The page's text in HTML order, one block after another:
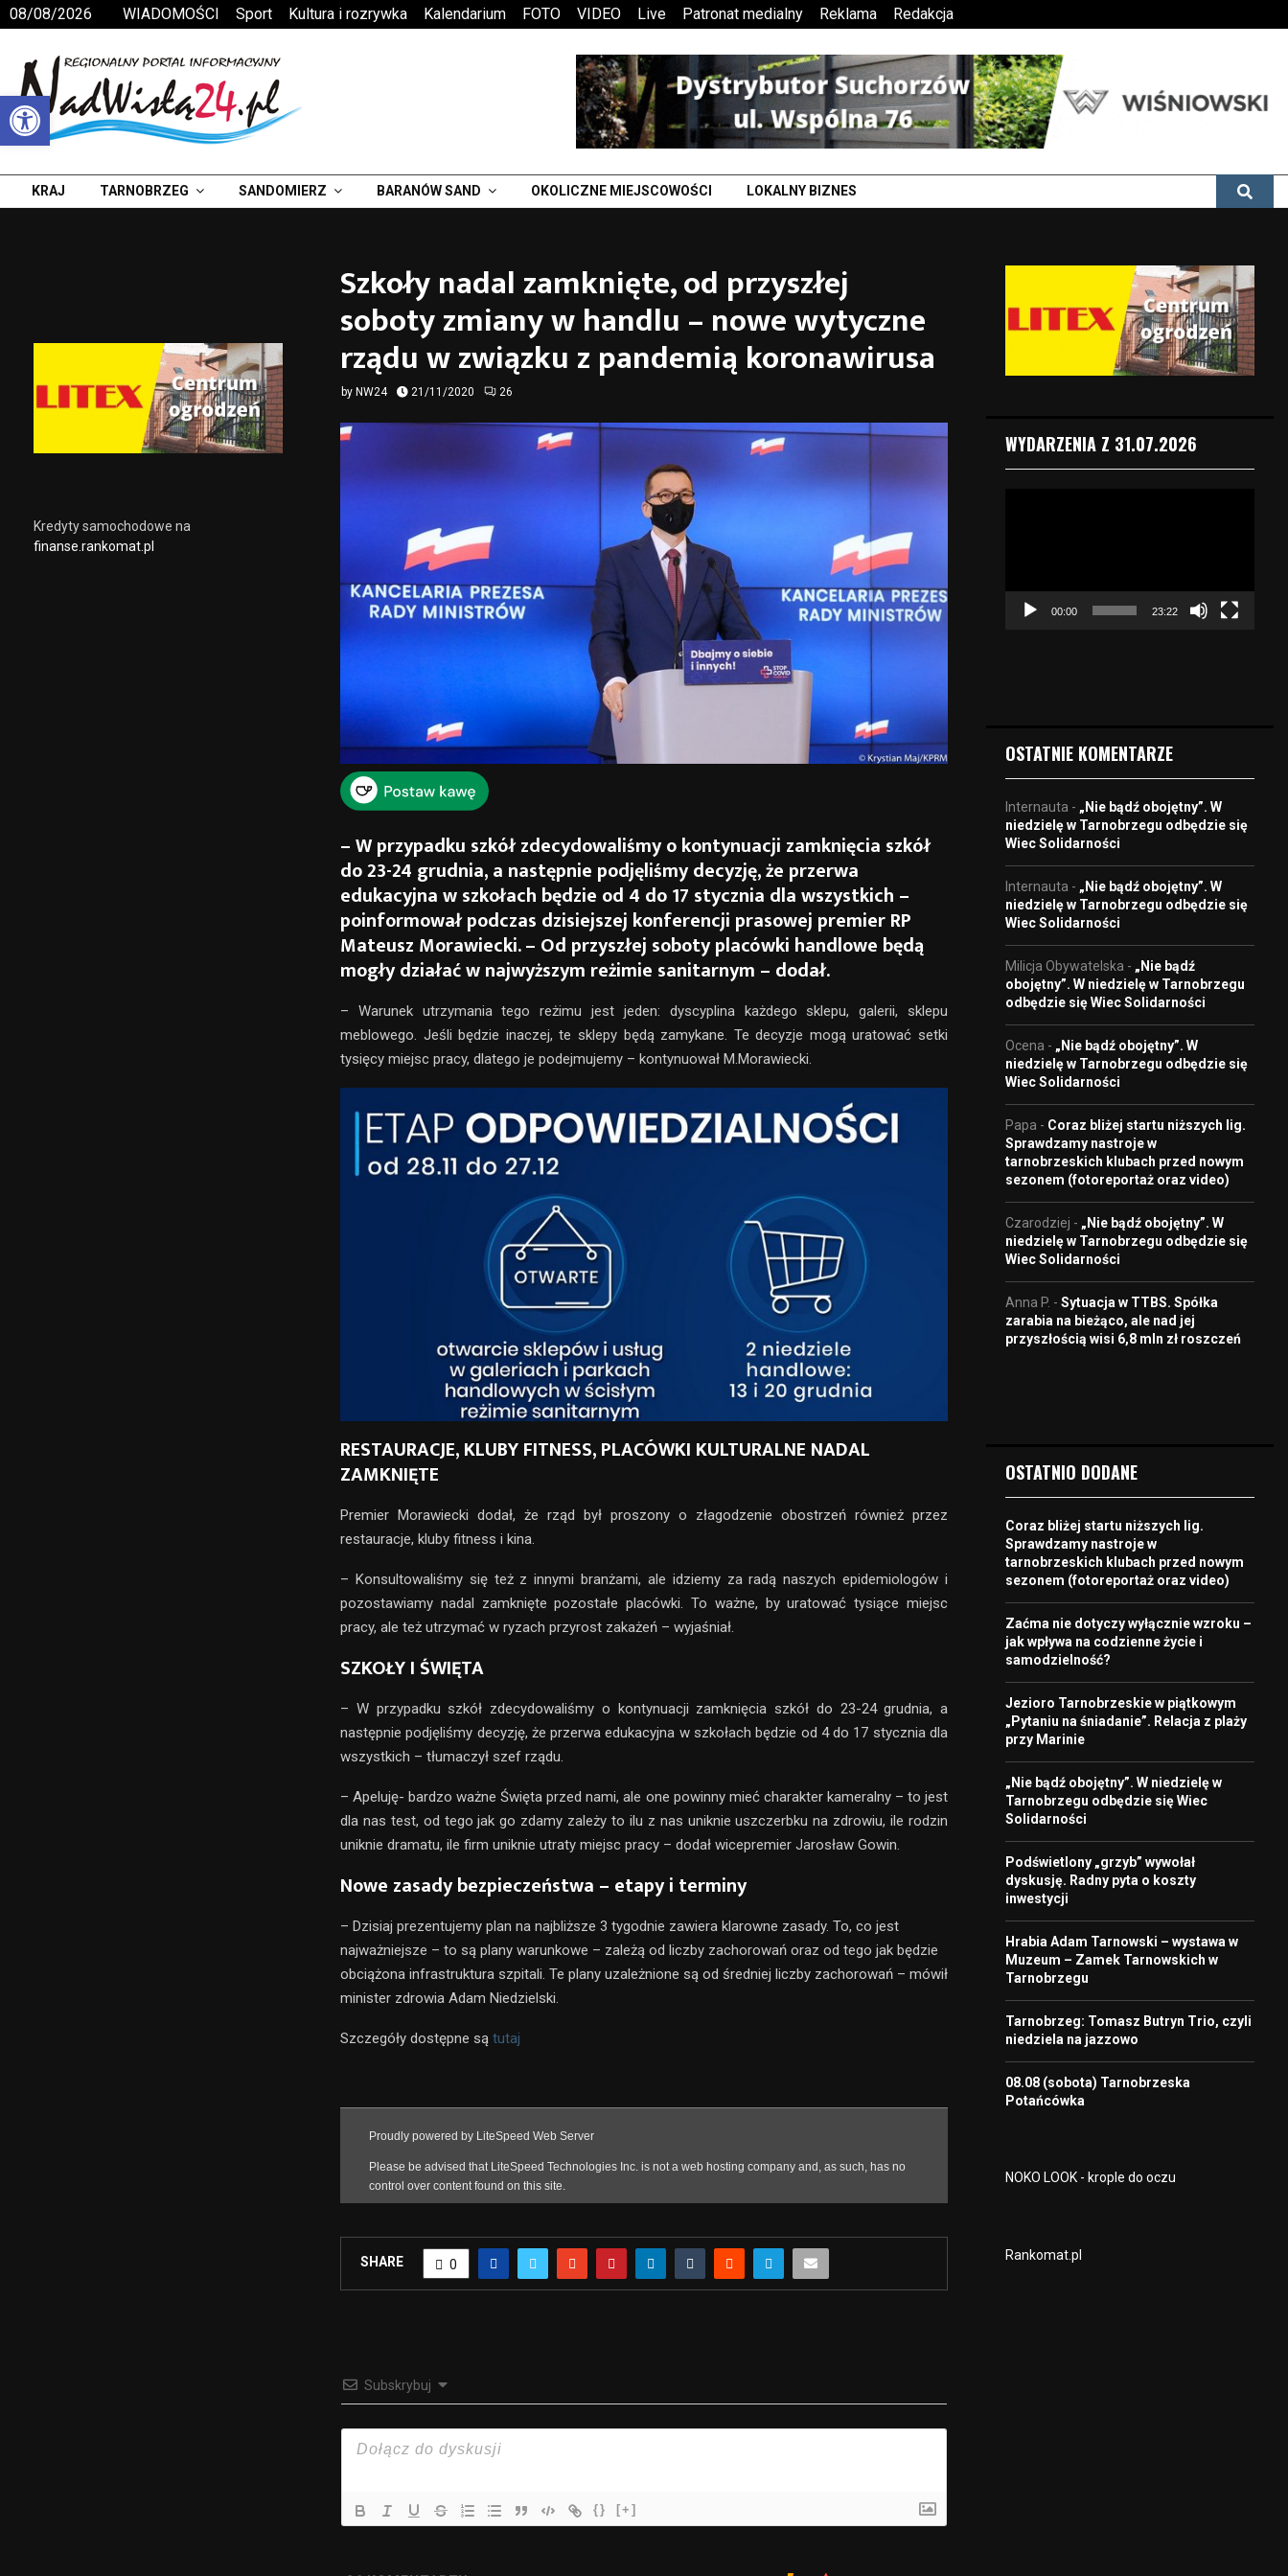
Otwórz pasek narzędzi
08/08/2026 WIADOMOŚCI Sport Kultura i rozrywka Kalendarium FOTO VIDEO Live Patronat medialny Reklama Redakcja
KRAJ TARNOBRZEG SANDOMIERZ BARANÓW SAND OKOLICZNE MIEJSCOWOŚCI LOKALNY BIZNES
Szkoły nadal zamknięte, od przyszłej
soboty zmiany w handlu – nowe wytyczne
rządu w związku z pandemią koronawirusa
by NW24 21/11/2020 26
– W przypadku szkół zdecydowaliśmy o kontynuacji zamknięcia szkół
do 23-24 grudnia, a następnie podjęliśmy decyzję, że przerwa
edukacyjna w szkołach będzie od 4 do 17 stycznia dla wszystkich –
poinformował podczas dzisiejszej konferencji prasowej premier RP
Mateusz Morawiecki. – Od przyszłej soboty placówki handlowe będą
mogły działać w najwyższym reżimie sanitarnym – dodał.
– Warunek utrzymania tego reżimu jest jeden: dyscyplina każdego sklepu, galerii, sklepu
meblowego. Jeśli będzie inaczej, te sklepy będą zamykane. Te decyzje mogą uratować setki
tysięcy miejsc pracy, dlatego je podejmujemy – kontynuował M.Morawiecki.
RESTAURACJE, KLUBY FITNESS, PLACÓWKI KULTURALNE NADAL
ZAMKNIĘTE
Premier Morawiecki dodał, że rząd był proszony o złagodzenie obostrzeń również przez
restauracje, kluby fitness i kina.
– Konsultowaliśmy się też z innymi branżami, ale idziemy za radą naszych epidemiologów i
pozostawiamy nadal zamknięte pozostałe placówki. To ważne, by uratować tysiące miejsc
pracy, ale też utrzymać w ryzach przyrost zakażeń – wyjaśniał.
SZKOŁY I ŚWIĘTA
– W przypadku szkół zdecydowaliśmy o kontynuacji zamknięcia szkół do 23-24 grudnia, a
następnie podjęliśmy decyzję, że przerwa edukacyjna w szkołach będzie od 4 do 17 stycznia dla
wszystkich – tłumaczył szef rządu.
– Apeluję- bardzo ważne Święta przed nami, ale one powinny mieć charakter kameralny – to jest
dla nas test, od tego jak go zdamy zależy to ilu z nas uniknie uszczerbku na zdrowiu, ile rodzin
uniknie dramatu, ile firm uniknie utraty miejsc pracy – dodał wicepremier Jarosław Gowin.
Nowe zasady bezpieczeństwa – etapy i terminy
– Dzisiaj prezentujemy plan na najbliższe 3 tygodnie zawiera klarowne zasady. To, co jest
najważniejsze – to są plany warunkowe – zależą od liczby zachorowań oraz od tego jak będzie
obciążona infrastruktura szpitali. Te plany uzależnione są od średniej liczby zachorowań – mówił
minister zdrowia Adam Niedzielski.
Szczegóły dostępne są tutaj
SHARE 0
Subskrybuj
{} [+]
Kredyty samochodowe na
finanse.rankomat.pl
WYDARZENIA Z 31.07.2026
e
o
00:00 23:22
OSTATNIE KOMENTARZE
Internauta - „Nie bądź obojętny”. W
niedzielę w Tarnobrzegu odbędzie się
Wiec Solidarności
Internauta - „Nie bądź obojętny”. W
niedzielę w Tarnobrzegu odbędzie się
Wiec Solidarności
Milicja Obywatelska - „Nie bądź
obojętny”. W niedzielę w Tarnobrzegu
odbędzie się Wiec Solidarności
Ocena - „Nie bądź obojętny”. W
niedzielę w Tarnobrzegu odbędzie się
Wiec Solidarności
Papa - Coraz bliżej startu niższych lig.
Sprawdzamy nastroje w
tarnobrzeskich klubach przed nowym
sezonem (fotoreportaż oraz video)
Czarodziej - „Nie bądź obojętny”. W
niedzielę w Tarnobrzegu odbędzie się
Wiec Solidarności
Anna P. - Sytuacja w TTBS. Spółka
zarabia na bieżąco, ale nad jej
przyszłością wisi 6,8 mln zł roszczeń
OSTATNIO DODANE
Coraz bliżej startu niższych lig.
Sprawdzamy nastroje w
tarnobrzeskich klubach przed nowym
sezonem (fotoreportaż oraz video)
Zaćma nie dotyczy wyłącznie wzroku –
jak wpływa na codzienne życie i
samodzielność?
Jezioro Tarnobrzeskie w piątkowym
„Pytaniu na śniadanie”. Relacja z plaży
przy Marinie
„Nie bądź obojętny”. W niedzielę w
Tarnobrzegu odbędzie się Wiec
Solidarności
Podświetlony „grzyb” wywołał
dyskusję. Radny pyta o koszty
inwestycji
Hrabia Adam Tarnowski – wystawa w
Muzeum – Zamek Tarnowskich w
Tarnobrzegu
Tarnobrzeg: Tomasz Butryn Trio, czyli
niedziela na jazzowo
08.08 (sobota) Tarnobrzeska
Potańcówka
NOKO LOOK - krople do oczu
Rankomat.pl